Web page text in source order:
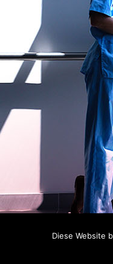
Diese Website